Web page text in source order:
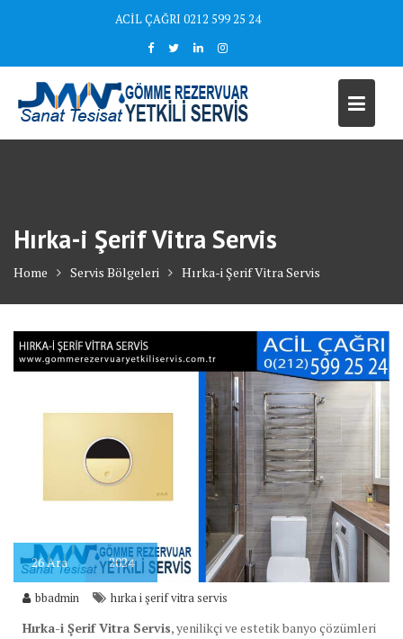
ACİL ÇAĞRI 0212 599 25 24
Hırka-i Şerif Vitra Servis
Home Servis Bölgeleri Hırka-i Şerif Vitra Servis
26Ara 2024
bbadmin hırka i şerif vitra servis
Hırka-i Şerif Vitra Servis, yenilikçi ve estetik banyo çözümleri